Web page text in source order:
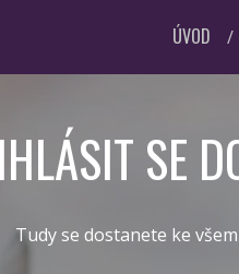
ÚVOD
SE
Tudy se dostanete ke